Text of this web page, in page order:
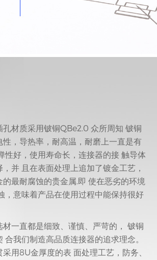
材质采用铍铜QBe2.0 众所周知 铍铜
，导热率，耐高温，耐磨上一直是有
性好，使用寿命长，连接器的接 触导体
并 且在表面处理上追加了镀金工艺，
最耐腐蚀的贵金属.即 使在恶劣的环境
，意味着产品在使用过程中能保持很好
一直都是细致、谨慎、严苛的， 铍铜
合我们制造高品质连接器的追求理念。
用8U金厚度的表 面处理工艺，防务、